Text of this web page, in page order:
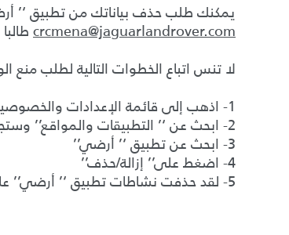
يمكنك طلب حذف بياناتك من تطبيق ‘’
crcmena@jaguarlandrover.com
لا تنس اتباع الخطوات التالية لطلب
1- اذهب إلى قائمة الإعدادات والخصوصية في فيسبوك
2- ابحث عن ‘’ التطبيقات والمواقع’’ وستجد جميع التطبيقات والمواقع المربوطة بحسابك على فيسبوك
3- ابحث عن تطبيق ‘’ أرضي’’
4- اضغط على’’ إزالة/حذف’’
5- لقد حذفت نشاطات تطبيق ‘’ أرضي’’ على فيسبوك